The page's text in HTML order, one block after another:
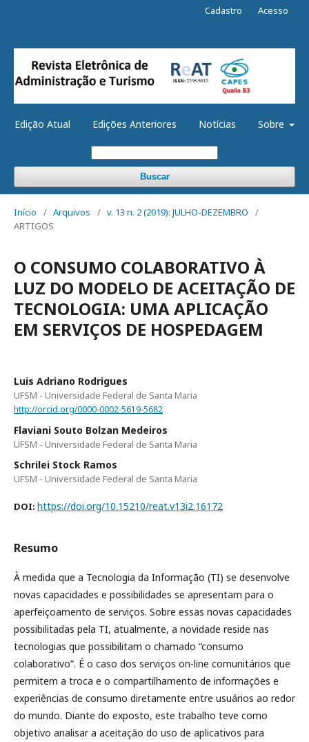
Edição Atual Edições Anteriores Notícias Sobre
Buscar
Cadastro Acesso
Início / Arquivos / v. 13 n. 2 (2019): JULHO-DEZEMBRO
/
ARTIGOS
O CONSUMO COLABORATIVO À
LUZ DO MODELO DE ACEITAÇÃO DE
TECNOLOGIA: UMA APLICAÇÃO
EM SERVIÇOS DE HOSPEDAGEM
Luis Adriano Rodrigues
UFSM - Universidade Federal de Santa Maria
http://orcid.org/0000-0002-5619-5682
Flaviani Souto Bolzan Medeiros
UFSM - Universidade Federal de Santa Maria
Schrilei Stock Ramos
UFSM - Universidade Federal de Santa Maria
DOI: https://doi.org/10.15210/reat.v13i2.16172
Resumo
À medida que a Tecnologia da Informação (TI) se desenvolve
novas capacidades e possibilidades se apresentam para o
aperfeiçoamento de serviços. Sobre essas novas capacidades
possibilitadas pela TI, atualmente, a novidade reside nas
tecnologias que possibilitam o chamado “consumo
colaborativo”. É o caso dos serviços on-line comunitários que
permitem a troca e o compartilhamento de informações e
experiências de consumo diretamente entre usuários ao redor
do mundo. Diante do exposto, este trabalho teve como
objetivo analisar a aceitação do uso de aplicativos para